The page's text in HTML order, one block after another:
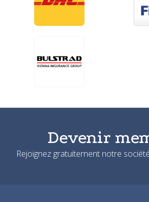
Devenir
Rejoignez gratuitement notre